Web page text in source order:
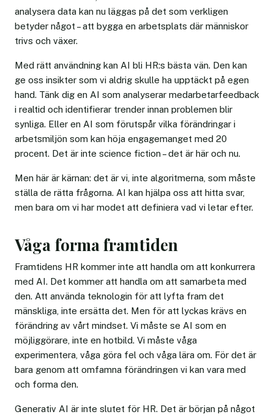
analysera data kan nu läggas på det som verkligen
betyder något – att bygga en arbetsplats där människor
trivs och växer.
Med rätt användning kan AI bli HR:s bästa vän. Den kan
ge oss insikter som vi aldrig skulle ha upptäckt på egen
hand. Tänk dig en AI som analyserar medarbetarfeedback
i realtid och identifierar trender innan problemen blir
synliga. Eller en AI som förutspår vilka förändringar i
arbetsmiljön som kan höja engagemanget med 20
procent. Det är inte science fiction – det är här och nu.
Men här är kärnan: det är vi, inte algoritmerna, som måste
ställa de rätta frågorna. AI kan hjälpa oss att hitta svar,
men bara om vi har modet att definiera vad vi letar efter.
Våga forma framtiden
Framtidens HR kommer inte att handla om att konkurrera
med AI. Det kommer att handla om att samarbeta med
den. Att använda teknologin för att lyfta fram det
mänskliga, inte ersätta det. Men för att lyckas krävs en
förändring av vårt mindset. Vi måste se AI som en
möjliggörare, inte en hotbild. Vi måste våga
experimentera, våga göra fel och våga lära om. För det är
bara genom att omfamna förändringen vi kan vara med
och forma den.
Generativ AI är inte slutet för HR. Det är början på något